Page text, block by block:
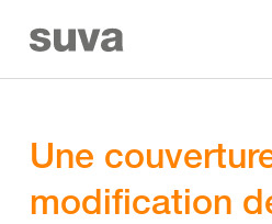
Une
modification